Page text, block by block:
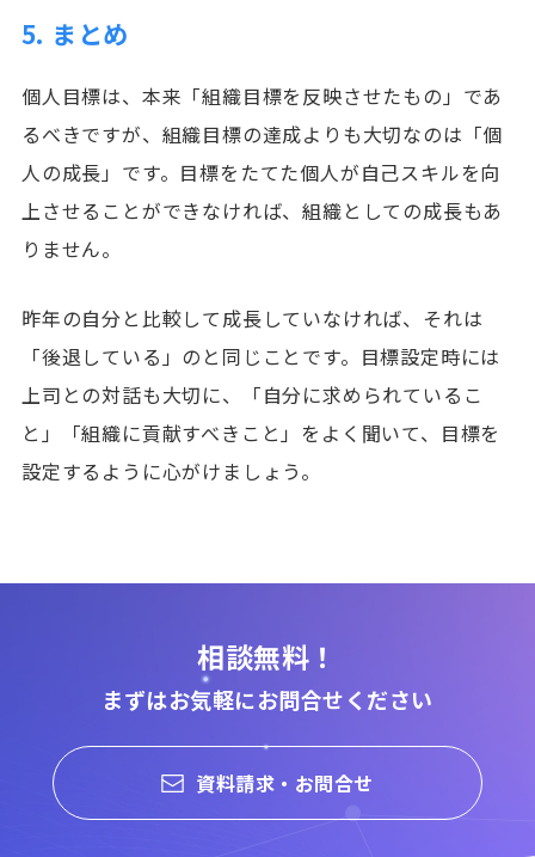
5. まとめ
個人目標は、本来「組織目標を反映させたもの」であ
るべきですが、組織目標の達成よりも大切なのは「個
人の成長」です。目標をたてた個人が自己スキルを向
上させることができなければ、組織としての成長もあ
りません。
昨年の自分と比較して成長していなければ、それは
「後退している」のと同じことです。目標設定時には
上司との対話も大切に、「自分に求められているこ
と」「組織に貢献すべきこと」をよく聞いて、目標を
設定するように心がけましょう。
相談無料！
まずはお気軽にお問合せください
資料請求・お問合せ